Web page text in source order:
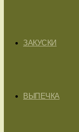
ЗАКУСКИ
ВЫПЕЧКА